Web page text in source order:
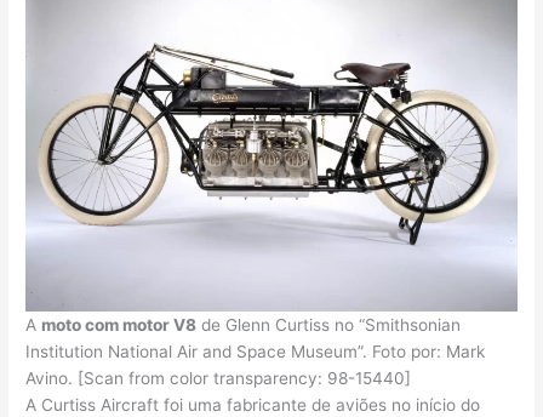
A moto com motor V8 de Glenn Curtiss no “Smithsonian
Institution National Air and Space Museum”. Foto por: Mark
Avino. [Scan from color transparency: 98-15440]
A Curtiss Aircraft foi uma fabricante de aviões no início do